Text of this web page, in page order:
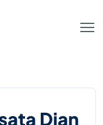
Dian